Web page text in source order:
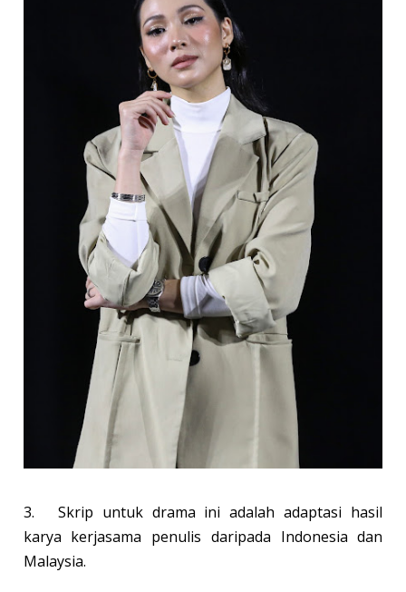
3.
Skrip untuk drama ini adalah adaptasi hasil
karya kerjasama penulis daripada Indonesia dan
Malaysia.